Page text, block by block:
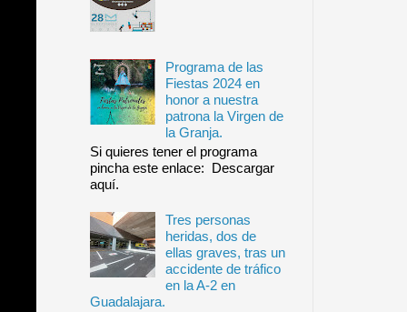
Programa de las
Fiestas 2024 en
honor a nuestra
patrona la Virgen de
la Granja.
Si quieres tener el programa
pincha este enlace: Descargar
aquí.
Tres personas
heridas, dos de
ellas graves, tras un
accidente de tráfico
en la A-2 en
Guadalajara.